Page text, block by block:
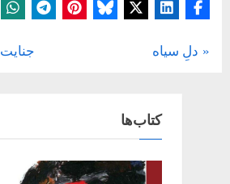
یادداشت
راهبری
P
دلِ سیاه
N
t
کتاب‌ها